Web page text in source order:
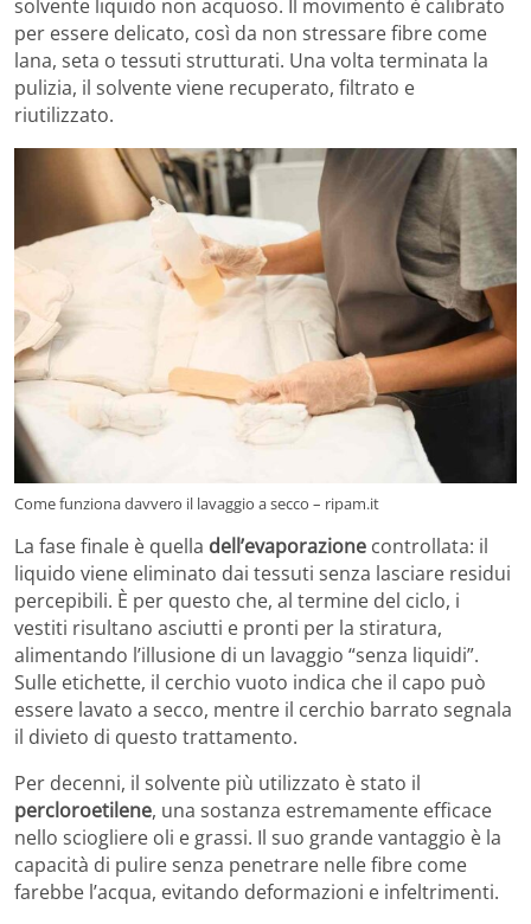
solvente liquido non acquoso. Il movimento è calibrato
per essere delicato, così da non stressare fibre come
lana, seta o tessuti strutturati. Una volta terminata la
pulizia, il solvente viene recuperato, filtrato e
riutilizzato.
Come funziona davvero il lavaggio a secco – ripam.it
La fase finale è quella dell’evaporazione controllata: il
liquido viene eliminato dai tessuti senza lasciare residui
percepibili. È per questo che, al termine del ciclo, i
vestiti risultano asciutti e pronti per la stiratura,
alimentando l’illusione di un lavaggio “senza liquidi”.
Sulle etichette, il cerchio vuoto indica che il capo può
essere lavato a secco, mentre il cerchio barrato segnala
il divieto di questo trattamento.
Per decenni, il solvente più utilizzato è stato il
percloroetilene, una sostanza estremamente efficace
nello sciogliere oli e grassi. Il suo grande vantaggio è la
capacità di pulire senza penetrare nelle fibre come
farebbe l’acqua, evitando deformazioni e infeltrimenti.